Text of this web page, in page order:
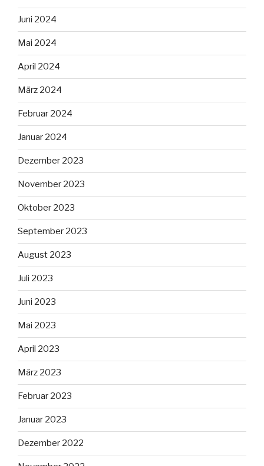
Juni 2024
Mai 2024
April 2024
März 2024
Februar 2024
Januar 2024
Dezember 2023
November 2023
Oktober 2023
September 2023
August 2023
Juli 2023
Juni 2023
Mai 2023
April 2023
März 2023
Februar 2023
Januar 2023
Dezember 2022